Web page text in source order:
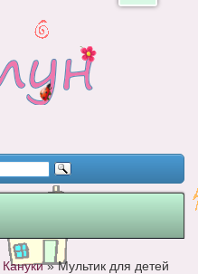
Кануки»Мультик для детей